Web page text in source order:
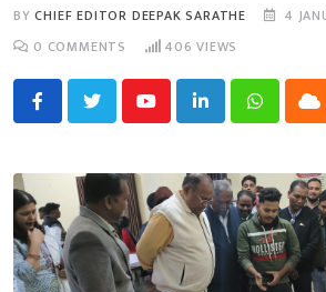
BYCHIEF EDITOR DEEPAK SARATHE
4
0 COMMENTS 406 VIEWS
YoutubeLinkedInWhatsapp